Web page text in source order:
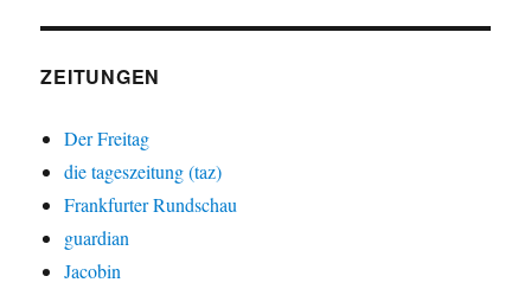
ZEITUNGEN
Der Freitag
die tageszeitung (taz)
Frankfurter Rundschau
guardian
Jacobin